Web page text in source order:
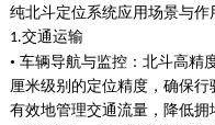
纯北斗定位系统应用场景与作
1.交通运输
• 车辆导航与监控：北斗高精
厘米级别的定位精度，确保
有效地管理交通流量，降低拥